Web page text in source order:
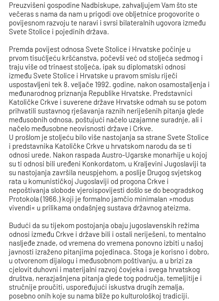
Preuzvišeni gospodine Nadbiskupe, zahvaljujem Vam što ste
večeras s nama da nam u prigodi ove obljetnice progovorite o
povijesnom razvoju te naravi i svrsi bilateralnih ugovora između
Svete Stolice i pojedinih država.
Premda povijest odnosa Svete Stolice i Hrvatske počinje u
prvom tisućljeću kršćanstva, počevši već od stoljeća sedmog i
traju više od trinaest stoljeća, ipak su diplomatski odnosi
između Svete Stolice i Hrvatske u pravom smislu riječi
uspostavljeni tek 8. veljače 1992. godine, nakon osamostaljenja i
međunarodnog priznanja Republike Hrvatske. Predstavnici
Katoličke Crkve i suverene države Hrvatske odmah su se potom
prihvatili sustavnog rješavanja raznih neriješenih pitanja glede
međusobnih odnosa, poštujući načelo uzajamne suradnje, ali i
načelo međusobne neovisnosti države i Crkve.
U prošlom je stoljeću bilo više nastojanja sa strane Svete Stolice
i predstavnika Katoličke Crkve u hrvatskom narodu da se ti
odnosi urede. Nakon raspada Austro-Ugarske monarhije u kojoj
su ti odnosi bili uređeni Konkordatom, u Kraljevini Jugoslaviji ta
su nastojanja završila neuspjehom, a poslije Drugog svjetskog
rata u komunističkoj Jugoslaviji od progona Crkve i
nepoštivanja slobode vjeroispovijesti došlo se do beogradskog
Protokola (1966.) koji je formalno jamčio minimalan »modus
vivendi« u prilikama ondašnjeg sustava državnog ateizma.
Budući da su tijekom postojanja obaju jugoslavenskih režima
odnosi između Crkve i države bili i ostali neriješeni, to mentalno
nasljeđe znade, od vremena do vremena ponovno izbiti u našoj
javnosti izraženo pitanjima pojedinaca. Stoga je korisno i dobro,
u otvorenom dijalogu i međusobnom poštivanju, a u brizi za
cjelovit duhovni i materijalni razvoj čovjeka i svega hrvatskog
društva, nerazjašnjena pitanja glede tog područja, temeljitije i
stručnije proučiti, uspoređujući iskustva drugih zemalja,
posebno onih koje su nama bliže po kulturološkoj tradiciji.